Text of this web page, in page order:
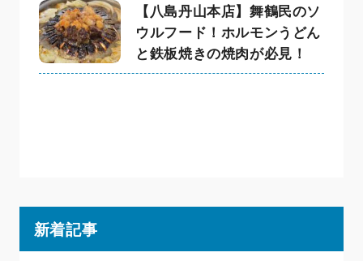
【八島丹山本店】舞鶴民のソ
ウルフード！ホルモンうどん
と鉄板焼きの焼肉が必見！
新着記事